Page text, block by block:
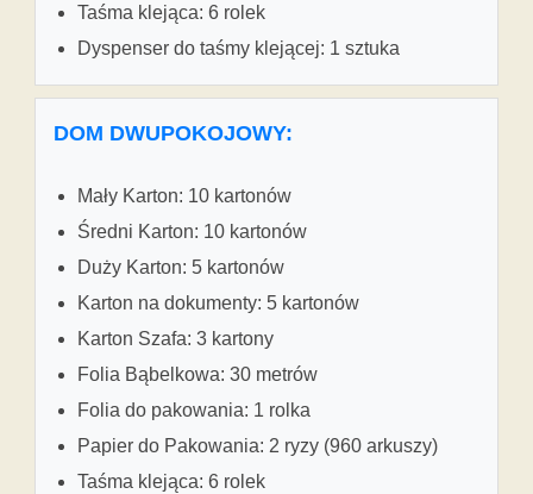
Taśma klejąca: 6 rolek
Dyspenser do taśmy klejącej: 1 sztuka
DOM DWUPOKOJOWY:
Mały Karton: 10 kartonów
Średni Karton: 10 kartonów
Duży Karton: 5 kartonów
Karton na dokumenty: 5 kartonów
Karton Szafa: 3 kartony
Folia Bąbelkowa: 30 metrów
Folia do pakowania: 1 rolka
Papier do Pakowania: 2 ryzy (960 arkuszy)
Taśma klejąca: 6 rolek